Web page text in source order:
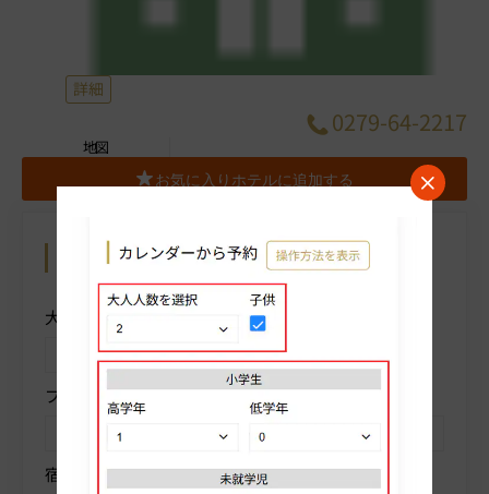
詳細
0279-64-2217
地図
お気に入りホテルに追加する
カレンダーから予約 操作方法を表示
大人人数を選択 子供
プランを選択 部屋タイプを選択
宿泊数を選択